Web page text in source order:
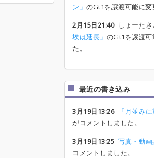
ン」のGt1を譲渡可能に変
2月15日21:40しょーたさ
埃は延長」 のGt1を譲渡
た。
最近の書き込み
3月19日13:26 「月並みに
がコメントしました。
3月19日13:25 写真・動
コメントしました。